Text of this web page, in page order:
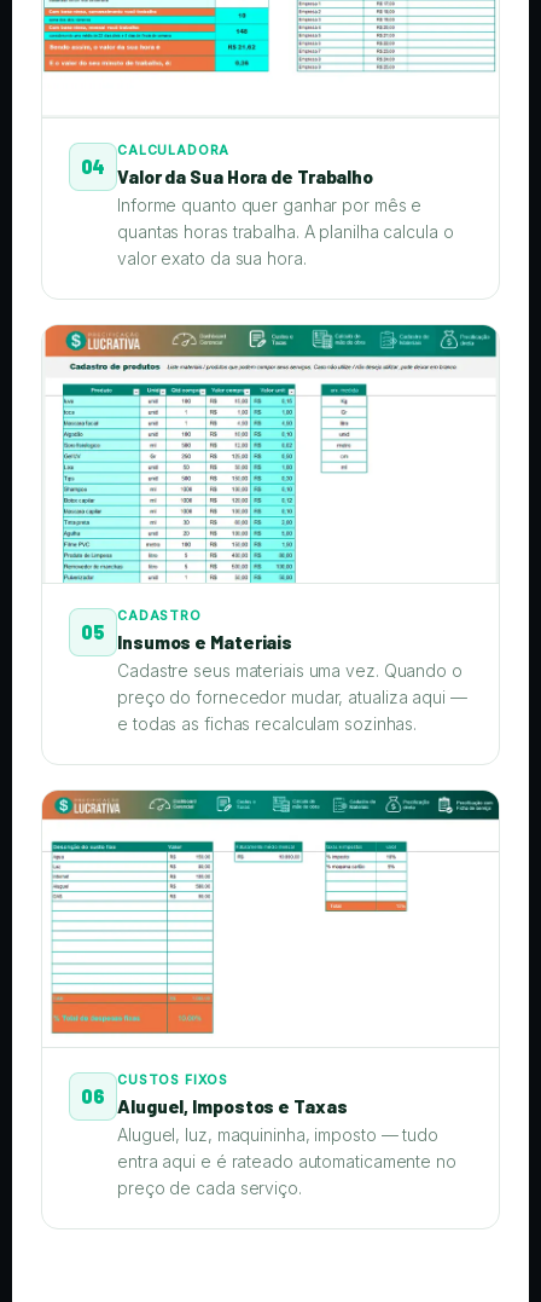
04
CALCULADORA
Valor da Sua Hora de Trabalho
Informe quanto quer ganhar por mês e
quantas horas trabalha. A planilha calcula o
valor exato da sua hora.
05
CADASTRO
Insumos e Materiais
Cadastre seus materiais uma vez. Quando o
preço do fornecedor mudar, atualiza aqui —
e todas as fichas recalculam sozinhas.
06
CUSTOS FIXOS
Aluguel, Impostos e Taxas
Aluguel, luz, maquininha, imposto — tudo
entra aqui e é rateado automaticamente no
preço de cada serviço.